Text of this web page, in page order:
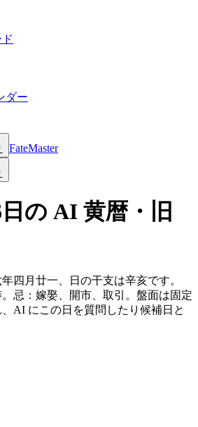
ダー
FateMaster
の AI 黄暦・旧
四月廿一、日の干支は辛亥です。
忌：嫁娶、開市、取引。盤面は固定
AI にこの日を質問したり候補日と